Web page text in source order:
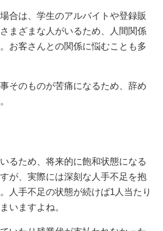
合は、学生のアルバイトや登録販
まざまな人がいるため、人間関係
お客さんとの関係に悩むことも多
そのものが苦痛になるため、辞め
るため、将来的に飽和状態になる
が、実際には深刻な人手不足を抱
人手不足の状態が続けば1人当たり
いますよね。